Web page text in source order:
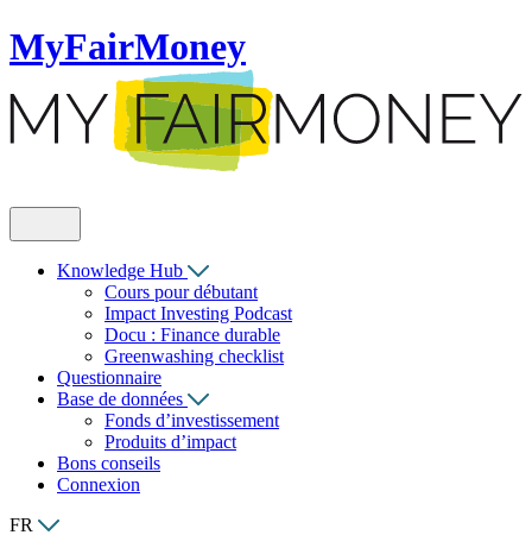
MyFairMoney
Knowledge Hub
Cours pour débutant
Impact Investing Podcast
Docu : Finance durable
Greenwashing checklist
Questionnaire
Base de données
Fonds d’investissement
Produits d’impact
Bons conseils
Connexion
FR